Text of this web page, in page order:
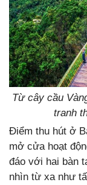
Từ cây cầu
tranh
Điểm thu hút ở
mở cửa hoạt
đáo với hai bàn
nhìn từ xa như